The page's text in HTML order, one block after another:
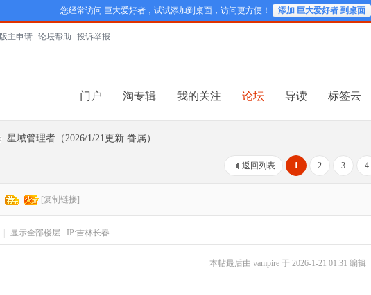
您经常访问 巨大爱好者，试试添加到桌面，访问更方便！ 添加 巨大爱好者 到桌面
版主申请 论坛帮助 投诉举报
门户 淘专辑 我的关注 论坛 导读 标签云
星域管理者（2026/1/21更新 眷属）
1 2 3 4
返回列表
[复制链接]
显示全部楼层 IP:吉林长春
本帖最后由 vampire 于 2026-1-21 01:31 编辑